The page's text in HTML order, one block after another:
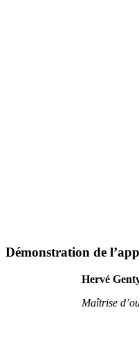
Démonstration de
Hervé
Maîtrise